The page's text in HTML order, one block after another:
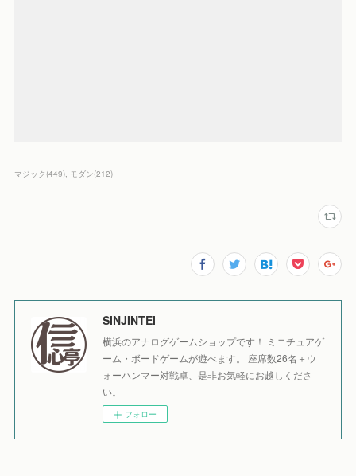
マジック (449) モダン(212)
SINJINTEI
横浜のアナログゲームショップです！ ミニチュアゲ
ーム・ボードゲームが遊べます。 座席数26名＋ウ
ォーハンマー対戦卓、是非お気軽にお越しくださ
い。
フォロー